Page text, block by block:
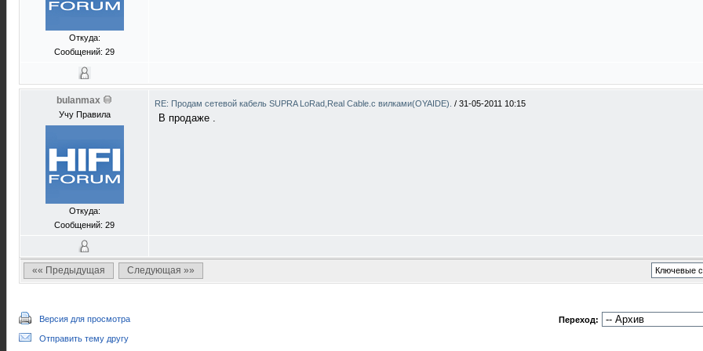
Откуда:
Сообщений: 29
bulanmax
Учу Правила
Откуда:
Сообщений: 29
RE: Продам сетевой кабель SUPRA LoRad,Real Cable.с вилками(OYAIDE). / 31-05-2011 10:15
В продаже .
«« Предыдущая Следующая »»
Версия для просмотра
Отправить тему другу
Переход: